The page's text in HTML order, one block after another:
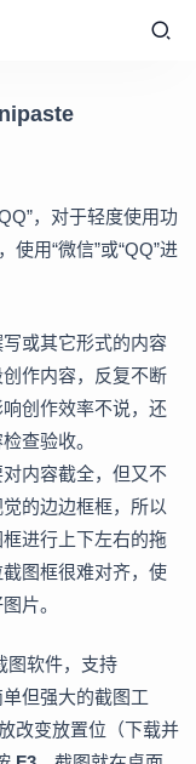
，对于轻度使用功
用“微信”或“QQ”进
或其它形式的内容
作内容，反复不断
创作效率不说，还
查验收。
内容截全，但又不
的边边框框，所以
进行上下左右的拖
图框很难对齐，使
片。
图软件，支持
但强大的截图工
改变放置位（下载并